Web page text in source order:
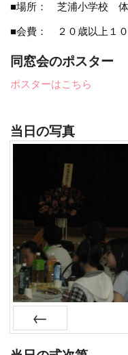
■場所： 芝浦小学校
■会費： ２０歳以上１
同窓会のポスター
ポスターはこちら
当日の写真